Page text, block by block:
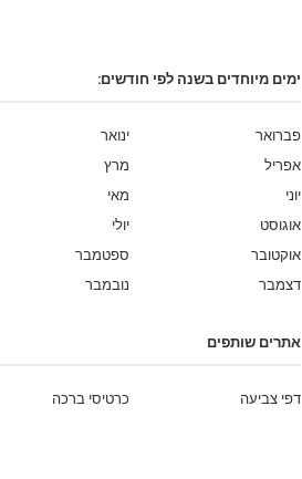
ימים מיוחדים בשנה לפי חודשים:
ינואר
פברואר
מרץ
אפריל
מאי
יוני
יולי
אוגוסט
ספטמבר
אוקטובר
נובמבר
דצמבר
אתרים שותפים
כרטיסי ברכה דפי צביעה